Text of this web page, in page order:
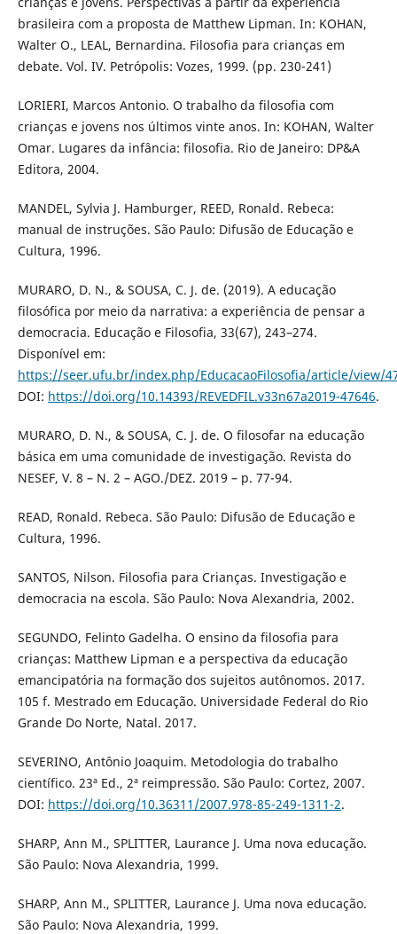
brasileira com a proposta de Matthew Lipman. In: KOHAN,
Walter O., LEAL, Bernardina. Filosofia para crianças em
debate. Vol. IV. Petrópolis: Vozes, 1999. (pp. 230-241)
LORIERI, Marcos Antonio. O trabalho da filosofia com
crianças e jovens nos últimos vinte anos. In: KOHAN, Walter
Omar. Lugares da infância: filosofia. Rio de Janeiro: DP&A
Editora, 2004.
MANDEL, Sylvia J. Hamburger, REED, Ronald. Rebeca:
manual de instruções. São Paulo: Difusão de Educação e
Cultura, 1996.
MURARO, D. N., & SOUSA, C. J. de. (2019). A educação
filosófica por meio da narrativa: a experiência de pensar a
democracia. Educação e Filosofia, 33(67), 243–274.
Disponível em:
https://seer.ufu.br/index.php/EducacaoFilosofia/article/view/
DOI: https://doi.org/10.14393/REVEDFIL.v33n67a2019-47646.
MURARO, D. N., & SOUSA, C. J. de. O filosofar na educação
básica em uma comunidade de investigação. Revista do
NESEF, V. 8 – N. 2 – AGO./DEZ. 2019 – p. 77-94.
READ, Ronald. Rebeca. São Paulo: Difusão de Educação e
Cultura, 1996.
SANTOS, Nilson. Filosofia para Crianças. Investigação e
democracia na escola. São Paulo: Nova Alexandria, 2002.
SEGUNDO, Felinto Gadelha. O ensino da filosofia para
crianças: Matthew Lipman e a perspectiva da educação
emancipatória na formação dos sujeitos autônomos. 2017.
105 f. Mestrado em Educação. Universidade Federal do Rio
Grande Do Norte, Natal. 2017.
SEVERINO, Antônio Joaquim. Metodologia do trabalho
científico. 23ª Ed., 2ª reimpressão. São Paulo: Cortez, 2007.
DOI: https://doi.org/10.36311/2007.978-85-249-1311-2.
SHARP, Ann M., SPLITTER, Laurance J. Uma nova educação.
São Paulo: Nova Alexandria, 1999.
SHARP, Ann M., SPLITTER, Laurance J. Uma nova educação.
São Paulo: Nova Alexandria, 1999.